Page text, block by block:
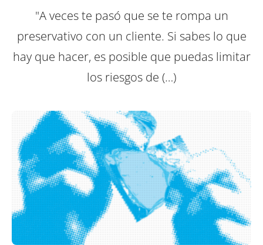
"A veces te pasó que se te rompa un
preservativo con un cliente. Si sabes lo que
hay que hacer, es posible que puedas limitar
los riesgos de (…)